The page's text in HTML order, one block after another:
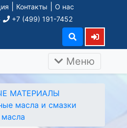
Контакты
О нас
+7 (499) 191-7452
Меню
МАТЕРИАЛЫ
масла и смазки